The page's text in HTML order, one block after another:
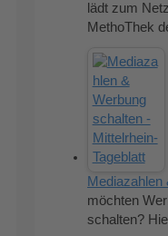
lädt zum
MethoThek
möchten
schalten?